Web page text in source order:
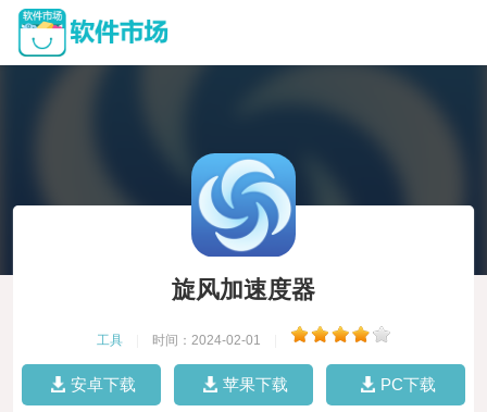
旋风加速度器
工具 时间：2024-02-01
安卓下载 苹果下载 PC下载